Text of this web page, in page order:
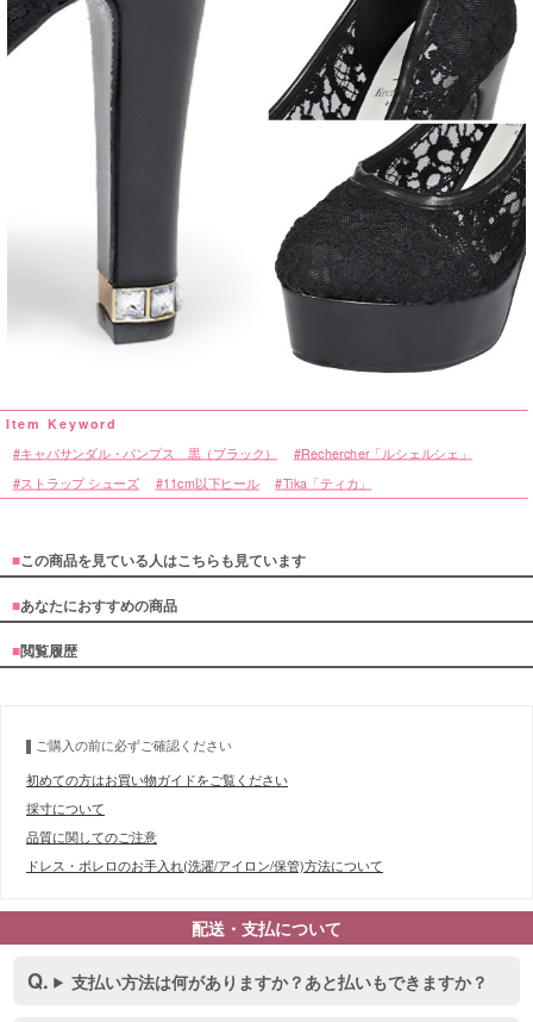
キャバサンダル・パンプス 黒（ブラック） Rechercher「ルシェルシェ」
ストラップ シューズ 11cm以下ヒール Tika「ティカ」
■この商品を見ている人はこちらも見ています
■あなたにおすすめの商品
■閲覧履歴
ご購入の前に必ずご確認ください
初めての方はお買い物ガイドをご覧ください
採寸について
品質に関してのご注意
ドレス・ボレロのお手入れ(洗濯/アイロン/保管)方法について
配送・支払について
支払い方法は何がありますか？あと払いもできますか？